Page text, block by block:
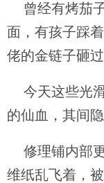
曾经有烤茄
面，有孩子踩
佬的金链子砸过
今天这些光
的仙血，其间
修理铺内部
维纸乱飞着，被